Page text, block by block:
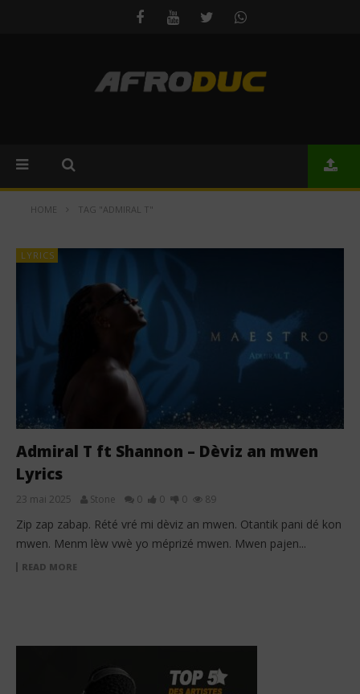
HOME TAG "ADMIRAL T"
LYRICS
Admiral T ft Shannon – Dèviz an mwen
Lyrics
23 mai 2025 Stone 0 0 0 89
Zip zap zabap. Rété vré mi dèviz an mwen. Otantik pani dé kon
mwen. Menm lèw vwè yo méprizé mwen. Mwen pajen...
READ MORE